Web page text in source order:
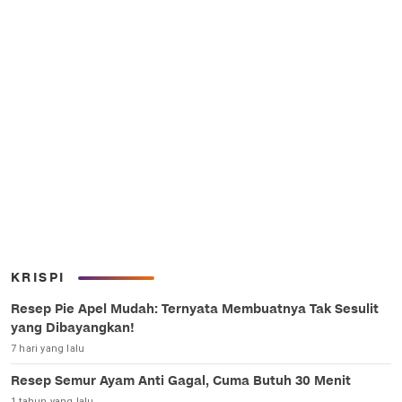
KRISPI
Resep Pie Apel Mudah: Ternyata Membuatnya Tak Sesulit
yang Dibayangkan!
7 hari yang lalu
Resep Semur Ayam Anti Gagal, Cuma Butuh 30 Menit